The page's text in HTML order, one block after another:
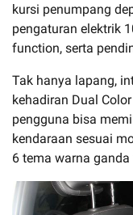
kursi penumpang
pengaturan elektrik
function, serta
Tak hanya lapang,
kehadiran Dual
pengguna bisa
kendaraan sesuai
6 tema warna